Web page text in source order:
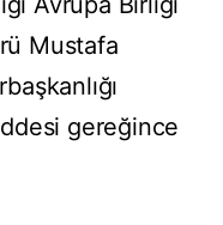
Mustafa
gereğince